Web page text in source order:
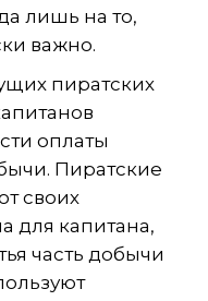
лишь на то,
важно.
пиратских
оплаты
Пиратские
своих
для капитана,
часть добычи